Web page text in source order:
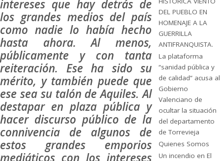
intereses que hay detrás de
los grandes medios del país
como nadie lo había hecho
hasta ahora. Al menos,
públicamente y con tanta
reiteración. Ese ha sido su
mérito, y también puede que
ese sea su talón de Aquiles. Al
destapar en plaza pública y
hacer discurso público de la
connivencia de algunos de
estos grandes emporios
mediáticos con los intereses
DEL PUEBLO EN
HOMENAJE A LA
GUERRILLA
ANTIFRANQUISTA.
La plataforma
“sanidad pública y
de calidad” acusa al
Gobierno
Valenciano de
ocultar la situación
del departamento
de Torrevieja
Quienes Somos
Un incendio en El